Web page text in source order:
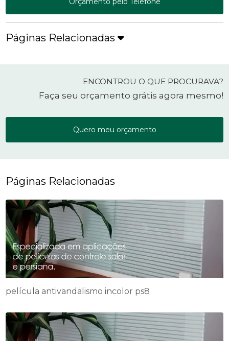
Páginas Relacionadas
ENCONTROU O QUE PROCURAVA?
Faça seu orçamento grátis agora mesmo!
Quero meu orçamento
Páginas Relacionadas
película antivandalismo incolor ps8